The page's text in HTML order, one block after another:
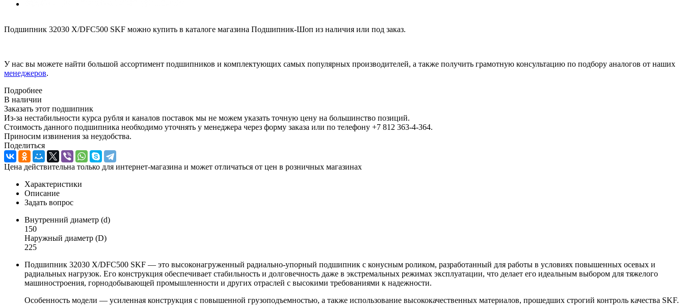
Подшипник 32030 X/DFC500 SKF можно купить в каталоге магазина Подшипник-Шоп из наличия или под заказ.
У нас вы можете найти большой ассортимент подшипников и комплектующих самых популярных производителей, а также получить грамотную консультацию по подбору аналогов от наших
менеджеров.
Подробнее
В наличии
Заказать этот подшипник
Из-за нестабильности курса рубля и каналов поставок мы не можем указать точную цену на большинство позиций.
Стоимость данного подшипника необходимо уточнять у менеджера через форму заказа или по телефону +7 812 363-4-364.
Приносим извинения за неудобства.
Поделиться
Цена действительна только для интернет-магазина и может отличаться от цен в розничных магазинах
Характеристики
Описание
Задать вопрос
Внутренний диаметр (d)
150
Наружный диаметр (D)
225
Подшипник 32030 X/DFC500 SKF — это высоконагруженный радиально-упорный подшипник с конусным роликом, разработанный для работы в условиях повышенных осевых и
радиальных нагрузок. Его конструкция обеспечивает стабильность и долговечность даже в экстремальных режимах эксплуатации, что делает его идеальным выбором для тяжелого
машиностроения, горнодобывающей промышленности и других отраслей с высокими требованиями к надежности.
Особенность модели — усиленная конструкция с повышенной грузоподъемностью, а также использование высококачественных материалов, прошедших строгий контроль качества SKF.